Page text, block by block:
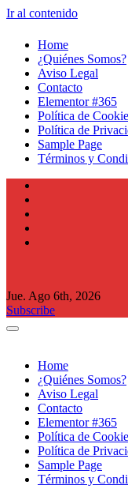
Ir al contenido
Home
¿Quiénes Somos?
Aviso Legal
Contacto
Elementor #365
Política de
Política de
Sample Page
Términos y
Jue. Ago 6th, 2026
Subscribe
Home
¿Quiénes Somos?
Aviso Legal
Contacto
Elementor #365
Política de
Política de
Sample Page
Términos y